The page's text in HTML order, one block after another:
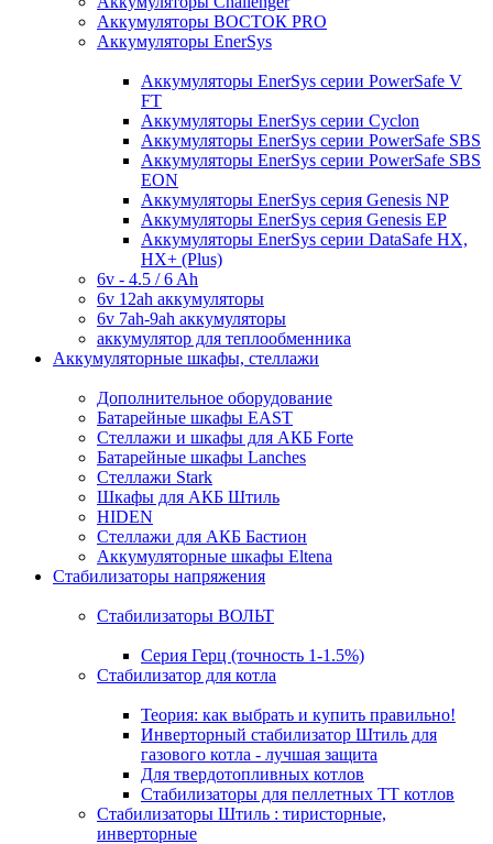
Аккумуляторы ВОСТОК PRO
Аккумуляторы EnerSys
Аккумуляторы EnerSys серии PowerSafe V
FT
Аккумуляторы EnerSys серии Cyclon
Аккумуляторы EnerSys серии PowerSafe SBS
Аккумуляторы EnerSys серии PowerSafe SBS
EON
Аккумуляторы EnerSys серия Genesis NP
Аккумуляторы EnerSys серия Genesis EP
Аккумуляторы EnerSys серии DataSafe HX,
HX+ (Plus)
6v - 4.5 / 6 Ah
6v 12ah аккумуляторы
6v 7ah-9ah аккумуляторы
аккумулятор для теплообменника
Аккумуляторные шкафы, стеллажи
Дополнительное оборудование
Батарейные шкафы EAST
Стеллажи и шкафы для АКБ Forte
Батарейные шкафы Lanches
Стеллажи Stark
Шкафы для АКБ Штиль
HIDEN
Стеллажи для АКБ Бастион
Аккумуляторные шкафы Eltena
Стабилизаторы напряжения
Стабилизаторы ВОЛЬТ
Серия Герц (точность 1-1.5%)
Стабилизатор для котла
Теория: как выбрать и купить правильно!
Инверторный стабилизатор Штиль для
газового котла - лучшая защита
Для твердотопливных котлов
Стабилизаторы для пеллетных ТТ котлов
Стабилизаторы Штиль : тиристорные,
инверторные